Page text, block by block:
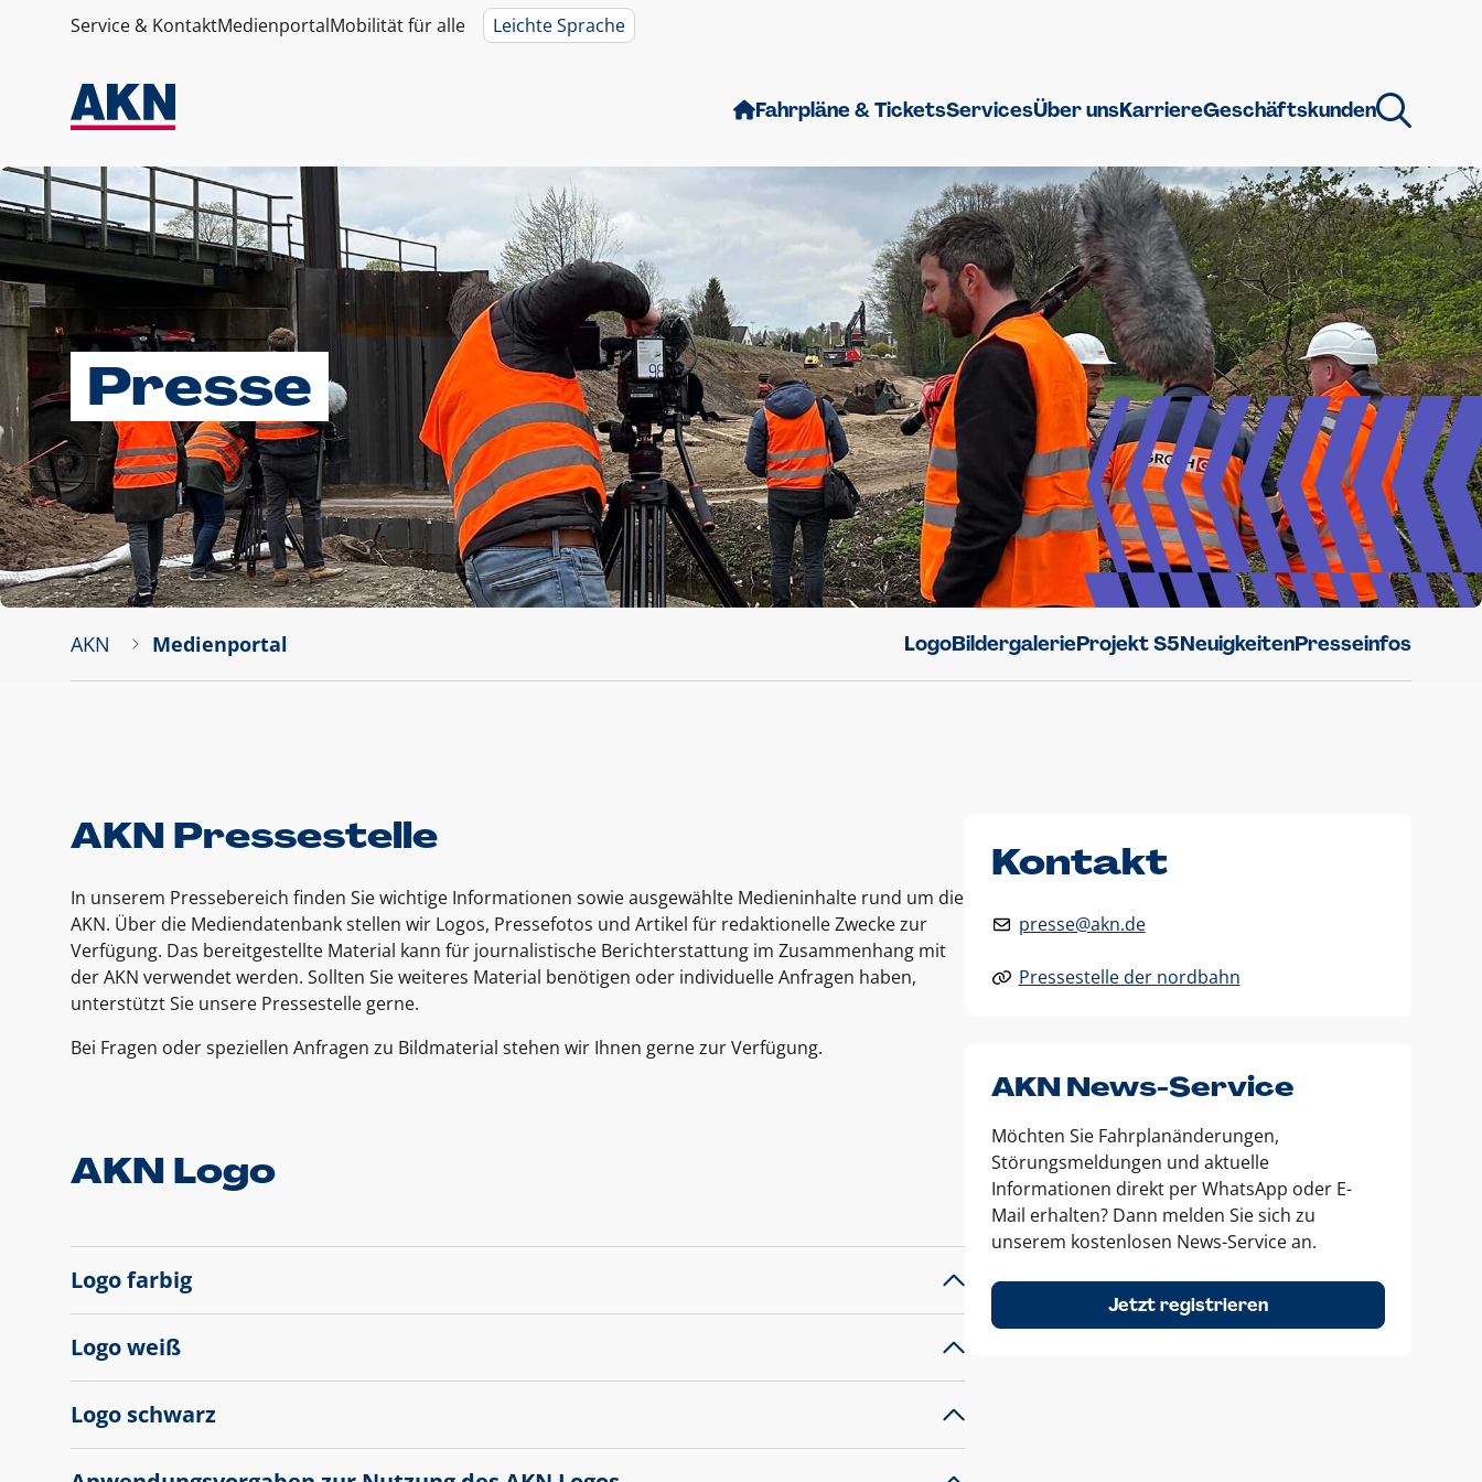
Service & KontaktMedienportalMobilität für alle Leichte Sprache
Fahrpläne & TicketsServicesÜber unsKarriereGeschäftskunden
Presse
AKN Medienportal LogoBildergalerieProjekt S5NeuigkeitenPresseinfos
AKN Pressestelle
In unserem Pressebereich finden Sie wichtige Informationen sowie ausgewählte Medieninhalte rund um die
AKN. Über die Mediendatenbank stellen wir Logos, Pressefotos und Artikel für redaktionelle Zwecke zur
Verfügung. Das bereitgestellte Material kann für journalistische Berichterstattung im Zusammenhang mit
der AKN verwendet werden. Sollten Sie weiteres Material benötigen oder individuelle Anfragen haben,
unterstützt Sie unsere Pressestelle gerne.
Bei Fragen oder speziellen Anfragen zu Bildmaterial stehen wir Ihnen gerne zur Verfügung.
AKN Logo
Logo farbig
Logo weiß
Logo schwarz
Kontakt
presse@akn.de
Pressestelle der nordbahn
AKN News-Service
Möchten Sie Fahrplanänderungen,
Störungsmeldungen und aktuelle
Informationen direkt per WhatsApp oder E-
Mail erhalten? Dann melden Sie sich zu
unserem kostenlosen News-Service an.
Jetzt registrieren